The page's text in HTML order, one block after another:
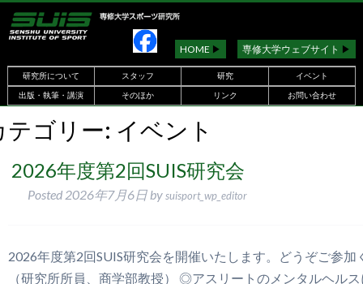
HOME ▶︎ 専修大学ウェブサイト ▶︎
研究所について スタッフ 研究
イベント
出版・執筆・講演
そのほか リンク お問い合わせ
テゴリー: イベント
2026年度第2回SUIS研究会
Posted 2026年7月6日 bysuisport_wp_editor
2026年度第2回SUIS研究会を開催いたします。どうぞ
（研究所所員、商学部教授） ◎アスリートのメンタル